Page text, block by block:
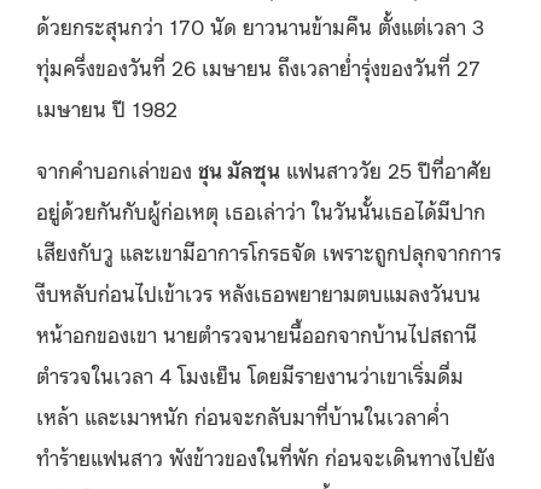
ด้วยกระสุนกว่า 170 นัด ยาวนานข้ามคืน ตั้งแต่เวลา 3
ทุ่มครึ่งของวันที่ 26 เมษายน ถึงเวลาย่ำรุ่งของวันที่ 27
เมษายน ปี 1982
จากคำบอกเล่าของ ชุน มัลซุน แฟนสาววัย 25 ปีที่อาศัย
อยู่ด้วยกันกับผู้ก่อเหตุ เธอเล่าว่า ในวันนั้นเธอได้มีปาก
เสียงกับวู และเขามีอาการโกรธจัด เพราะถูกปลุกจากการ
งีบหลับก่อนไปเข้าเวร หลังเธอพยายามตบแมลงวันบน
หน้าอกของเขา นายตำรวจนายนี้ออกจากบ้านไปสถานี
ตำรวจในเวลา 4 โมงเย็น โดยมีรายงานว่าเขาเริ่มดื่ม
เหล้า และเมาหนัก ก่อนจะกลับมาที่บ้านในเวลาค่ำ
ทำร้ายแฟนสาว พังข้าวของในที่พัก ก่อนจะเดินทางไปยัง